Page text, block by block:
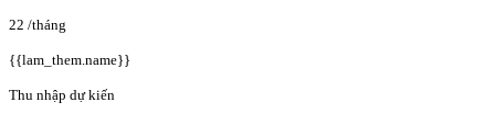
22 /tháng
{{lam_them.name}}
Thu nhập dự kiến